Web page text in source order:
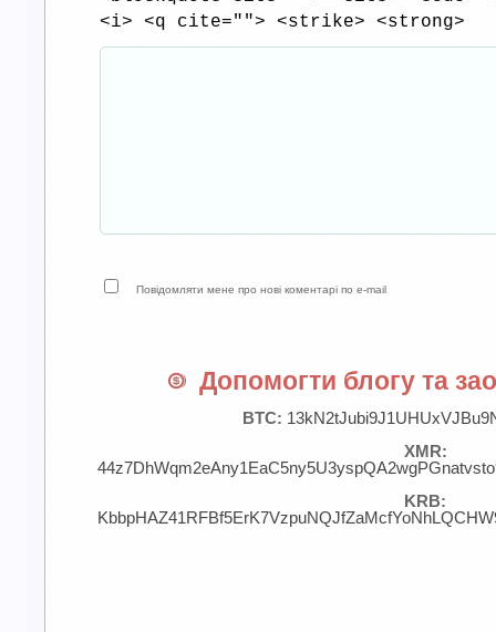
<i> <q cite=""> <strike> <strong>
Повідомляти мене про нові коментарі по e-mail
Допомогти блогу та
BTC:
XMR:
KRB: